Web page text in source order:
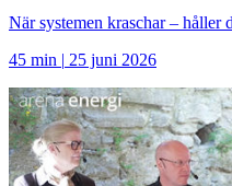
När systemen kraschar – håller
45 min | 25 juni 2026